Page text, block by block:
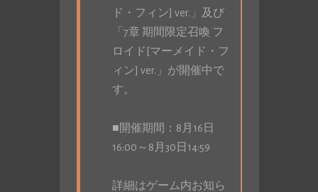
ド・フィン] ver.」及び
「7章 期間限定召喚 フ
ロイド[マーメイド・フ
ィン] ver.」が開催中で
す。
■開催期間：8月16日
16:00～8月30日14:59
詳細はゲーム内お知ら